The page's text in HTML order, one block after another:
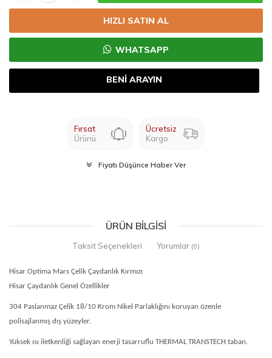
HIZLI SATIN AL
WHATSAPP
BENİ ARAYIN
Fırsat
Ürünü
Ücretsiz
Kargo
Fiyatı Düşünce Haber Ver
ÜRÜN BILGISI
Taksit Seçenekleri Yorumlar (0)
Hisar Optima Mars Çelik Çaydanlık Kırmızı
Hisar Çaydanlık Genel Özellikler
304 Paslanmaz Çelik 18/10 Krom Nikel Parlaklığını koruyan özenle
polisajlanmış dış yüzeyler.
Yüksek ısı iletkenliği sağlayan enerji tasarruflu THERMAL TRANSTECH taban.